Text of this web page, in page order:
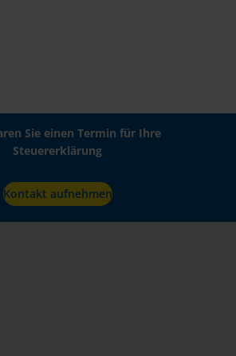
Sie einen Termin für Ihre
Steuererklärung
Kontakt aufnehmen